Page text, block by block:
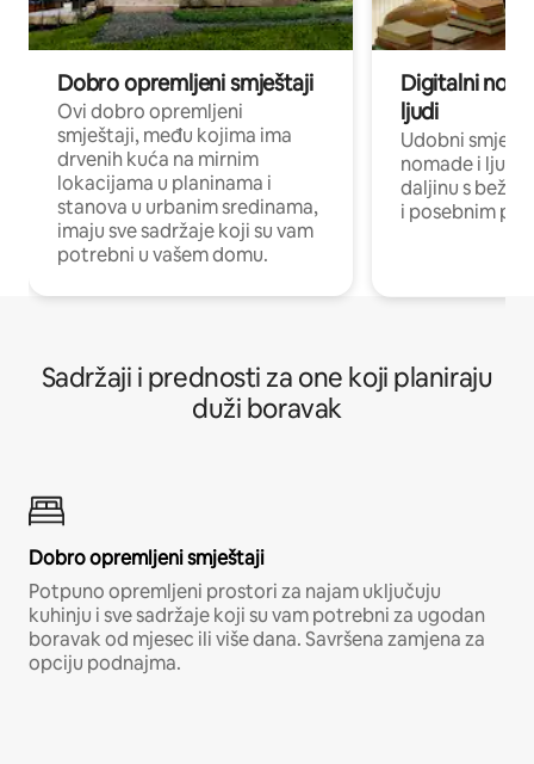
Dobro opremljeni smještaji
Ovi dobro opremljeni
smještaji, među kojima ima
drvenih kuća na mirnim
lokacijama u planinama i
stanova u urbanim sredinama,
imaju sve sadržaje koji su vam
potrebni u vašem domu.
Digitalni
ljudi
Udobni
nomade i ljude
daljinu s
i posebnim
Sadržaji i prednosti za one koji planiraju
duži boravak
Dobro opremljeni smještaji
Potpuno opremljeni prostori za najam uključuju
kuhinju i sve sadržaje koji su vam potrebni za ugodan
boravak od mjesec ili više dana. Savršena zamjena za
opciju podnajma.